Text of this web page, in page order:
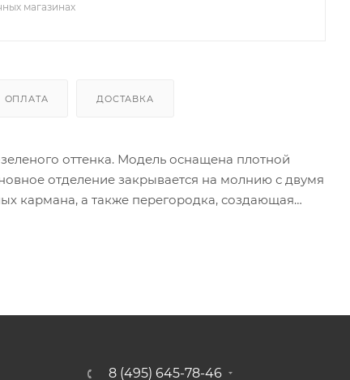
магазинах
ОПЛАТА ДОСТАВКА
оттенка. Модель оснащена плотной
отделение закрывается на молнию с двумя
кармана, а также перегородка, создающая
8 (495) 645-78-46